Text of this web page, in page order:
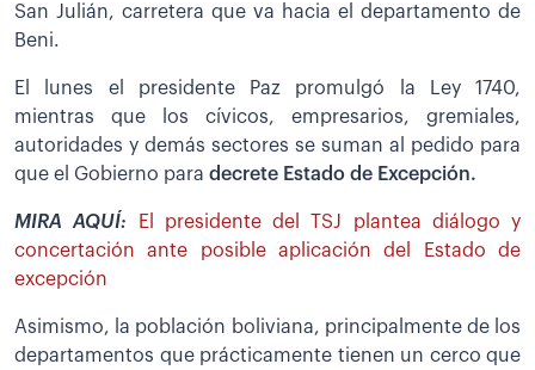
San Julián, carretera que va hacia el departamento de
Beni.
El lunes el presidente Paz promulgó la Ley 1740,
mientras que los cívicos, empresarios, gremiales,
autoridades y demás sectores se suman al pedido para
que el Gobierno para decrete Estado de Excepción.
MIRA AQUÍ:
El presidente del TSJ plantea diálogo y
concertación ante posible aplicación del Estado de
excepción
Asimismo, la población boliviana, principalmente de los
departamentos que prácticamente tienen un cerco que